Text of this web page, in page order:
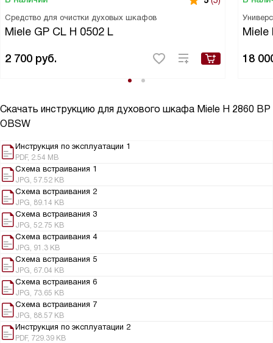
Средство для очистки духовых шкафов
Miele GP CL H 0502 L
2 700 руб.
Miele
18
Скачать инструкцию для духового шкафа Miele H 2860 BP
OBSW
Инструкция по эксплуатации 1
PDF, 2.54 MB
Схема встраивания 1
JPG, 57.52 KB
Схема встраивания 2
JPG, 89.14 KB
Схема встраивания 3
JPG, 52.75 KB
Схема встраивания 4
JPG, 91.3 KB
Схема встраивания 5
JPG, 67.04 KB
Схема встраивания 6
JPG, 73.65 KB
Схема встраивания 7
JPG, 88.57 KB
Инструкция по эксплуатации 2
PDF, 729.39 KB